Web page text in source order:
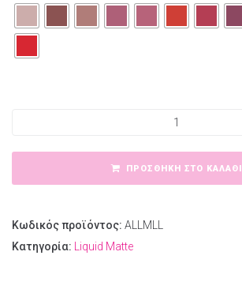
ΠΡΟΣΘΉΚΗ ΣΤΟ ΚΑΛΆΘΙ
Κωδικός προϊόντος: ALLMLL
Κατηγορία:
Liquid Matte